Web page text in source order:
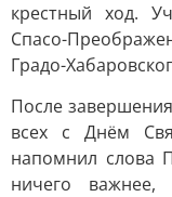
крестный ход.
Спасо-
Градо-
После
всех с Днём
напомнил слова
ничего важнее,